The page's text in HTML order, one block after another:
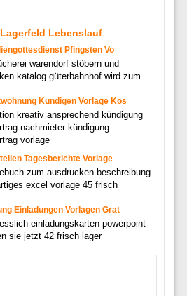
Lebenslauf
Pfingsten Vo
warendorf stöbern und
katalog güterbahnhof wird zum
Kundigen Vorlage Kos
kreativ ansprechend kündigung
nachmieter kündigung
vorlage
Tagesberichte Vorlage
zum ausdrucken beschreibung
excel vorlage 45 frisch
Einladungen Vorlagen Grat
einladungskarten powerpoint
sie jetzt 42 frisch lager